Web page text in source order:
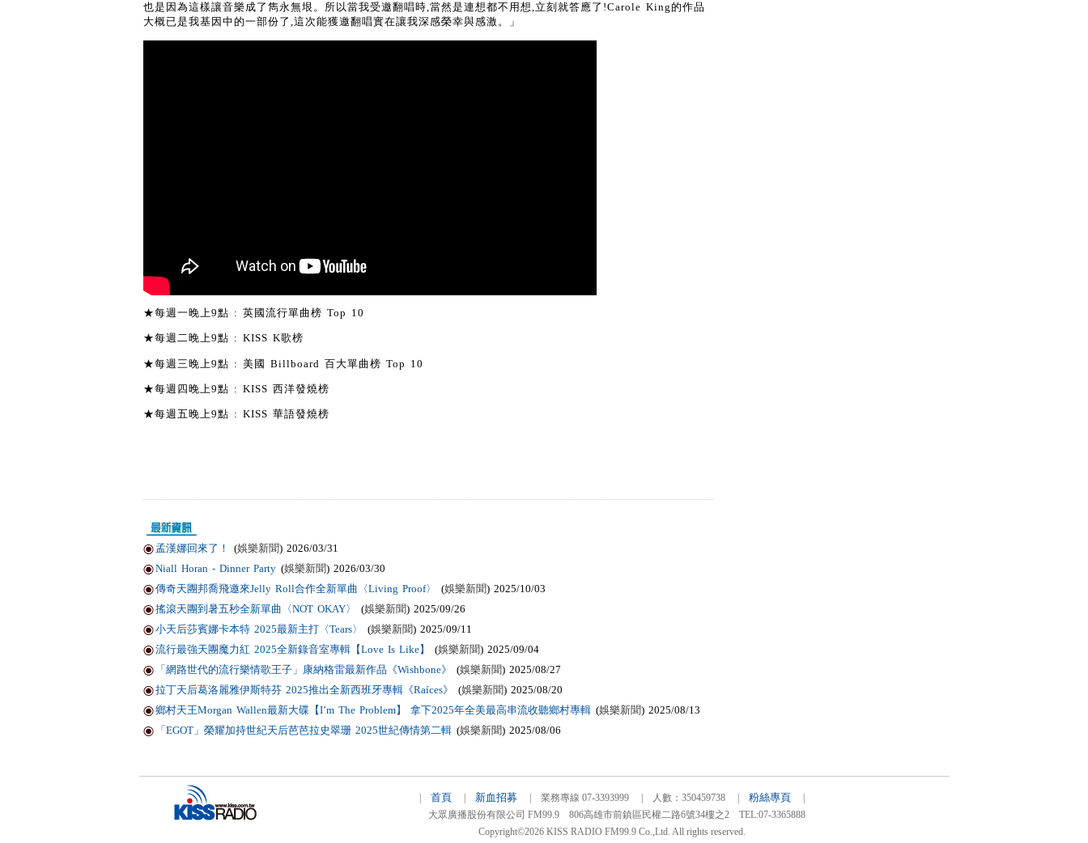
也是因為這樣讓音樂成了雋永無垠。所以當我受邀翻唱時,當然是連想都不用想,立刻就答應了!Carole King的作品
大概已是我基因中的一部份了,這次能獲邀翻唱實在讓我深感榮幸與感激。」
★每週一晚上9點 : 英國流行單曲榜 Top 10
★每週二晚上9點 : KISS K歌榜
★每週三晚上9點 : 美國 Billboard 百大單曲榜 Top 10
★每週四晚上9點 : KISS 西洋發燒榜
★每週五晚上9點 : KISS 華語發燒榜
孟漢娜回來了！ (娛樂新聞) 2026/03/31
Niall Horan - Dinner Party (娛樂新聞) 2026/03/30
傳奇天團邦喬飛邀來Jelly Roll合作全新單曲〈Living Proof〉
(娛樂新聞) 2025/10/03
搖滾天團到暑五秒全新單曲〈NOT OKAY〉
(娛樂新聞) 2025/09/26
小天后莎賓娜卡本特 2025最新主打〈Tears〉
(娛樂新聞) 2025/09/11
流行最強天團魔力紅 2025全新錄音室專輯【Love Is Like】
(娛樂新聞) 2025/09/04
「網路世代的流行樂情歌王子」康納格雷最新作品《Wishbone》
(娛樂新聞) 2025/08/27
拉丁天后葛洛麗雅伊斯特芬 2025推出全新西班牙專輯《Raíces》
(娛樂新聞) 2025/08/20
鄉村天王Morgan Wallen最新大碟【I’m The Problem】 拿下2025年全美最高串流收聽鄉村專輯 (娛樂新聞) 2025/08/13
「EGOT」榮耀加持世紀天后芭芭拉史翠珊 2025世紀傳情第二輯 (娛樂新聞) 2025/08/06
| 首頁 | 新血招募 | 業務專線 07-3393999 | 人數：350459738 | 粉絲專頁 |
大眾廣播股份有限公司 FM99.9 806高雄市前鎮區民權二路6號34樓之2 TEL:07-3365888
Copyright©2026 KISS RADIO FM99.9 Co.,Ltd. All rights reserved.